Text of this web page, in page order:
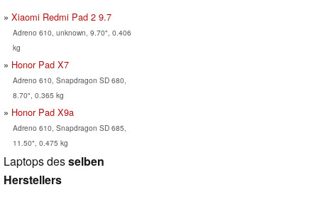
Xiaomi Redmi Pad 2 9.7
Adreno 610, unknown, 9.70", 0.406
kg
Honor Pad X7
Adreno 610, Snapdragon SD 680,
8.70", 0.365 kg
Honor Pad X9a
Adreno 610, Snapdragon SD 685,
11.50", 0.475 kg
Laptops desselben
Herstellers